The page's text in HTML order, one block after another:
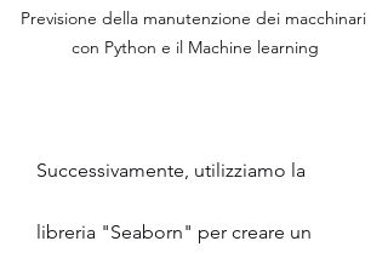
Previsione della manutenzione dei macchinari
con Python e il Machine learning
Successivamente, utilizziamo la
libreria "Seaborn" per creare un